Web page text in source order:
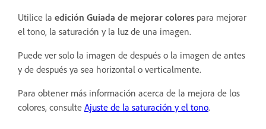
Utilice la edición Guiada de mejorar colores para mejorar
el tono, la saturación y la luz de una imagen.
Puede ver solo la imagen de después o la imagen de antes
y de después ya sea horizontal o verticalmente.
Para obtener más información acerca de la mejora de los
colores, consulte Ajuste de la saturación y el tono.